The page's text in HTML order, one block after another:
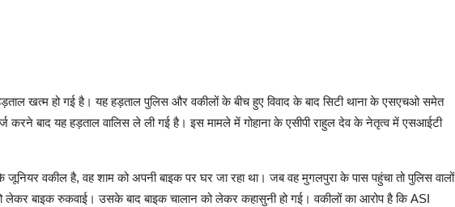
खत्म हो गई है। यह हड़ताल पुलिस और वकीलों के बीच हुए विवाद के बाद सिटी थाना के एसएचओ समेत
करने बाद यह हड़ताल वालिस ले ली गई है। इस मामले में गोहाना के एसीपी राहुल देव के नेतृत्व में एसआईटी
वकील है, वह शाम को अपनी बाइक पर घर जा रहा था। जब वह मुगलपुरा के पास पहुंचा तो पुलिस वालों
बाइक रुकवाई। उसके बाद बाइक चालान को लेकर कहासुनी हो गई। वकीलों का आरोप है कि ASI